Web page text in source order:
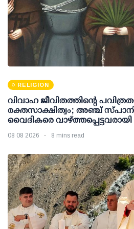
RELIGION
വിവാഹ ജീവിതത്തിന്റെ
രക്തസാക്ഷിത്വം; അഞ്ച്
വൈദികരെ
08 08 2026 8 mins read